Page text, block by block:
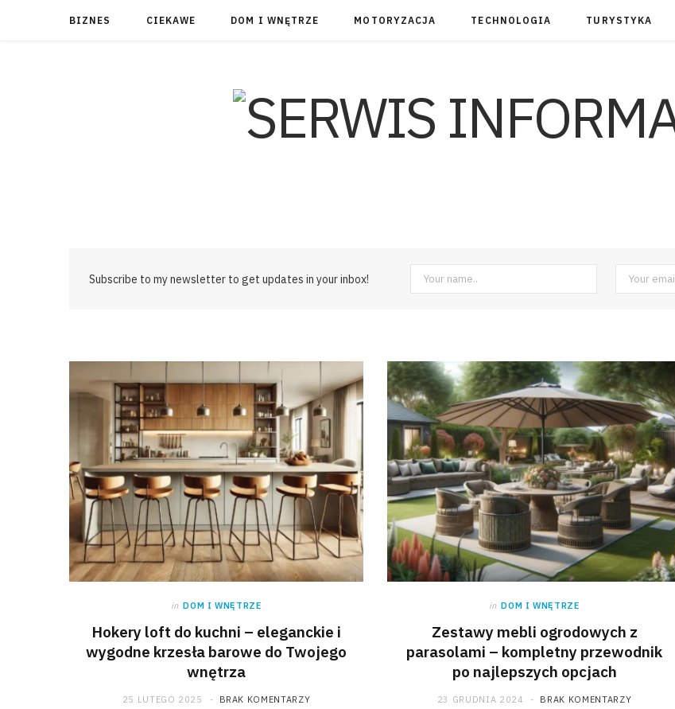
BIZNES CIEKAWE DOM I WNĘTRZE MOTORYZACJA TECHNOLOGIA TURYSTYKA
Subscribe to my newsletter to get updates in your inbox!
in DOM I WNĘTRZE
Hokery loft do kuchni – eleganckie i
wygodne krzesła barowe do Twojego
wnętrza
25 LUTEGO 2025 BRAK KOMENTARZY
in DOM I WNĘTRZE
Zestawy mebli ogrodowych z
parasolami – kompletny przewodnik
po najlepszych opcjach
23 GRUDNIA 2024 BRAK KOMENTARZY